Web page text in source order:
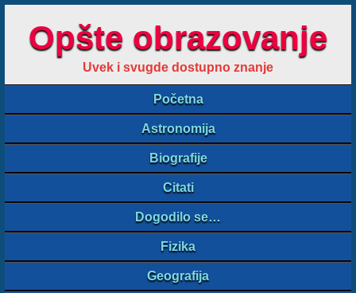
Opšte obrazovanje
Uvek i svugde dostupno znanje
Početna
Astronomija
Biografije
Citati
Dogodilo se…
Fizika
Geografija